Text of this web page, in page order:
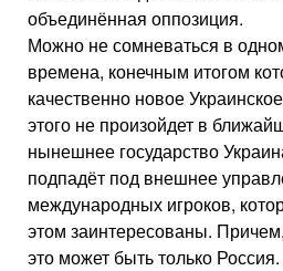
объединённая оппозиция.
Можно не сомневаться в
времена, конечным итогом
качественно новое
этого не произойдет в
нынешнее государство
подпадёт под внешнее
международных игроков,
этом заинтересованы.
это может быть только